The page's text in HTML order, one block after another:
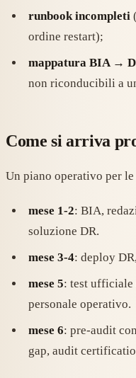
runbook incompleti
ordine restart);
mappatura BIA →
non riconducibili a
Come si arriva
Un piano operativo per
mese 1-2: BIA,
soluzione DR.
mese 3-4: deploy
mese 5: test ufficiale
personale operativo.
mese 6: pre-audit
gap, audit